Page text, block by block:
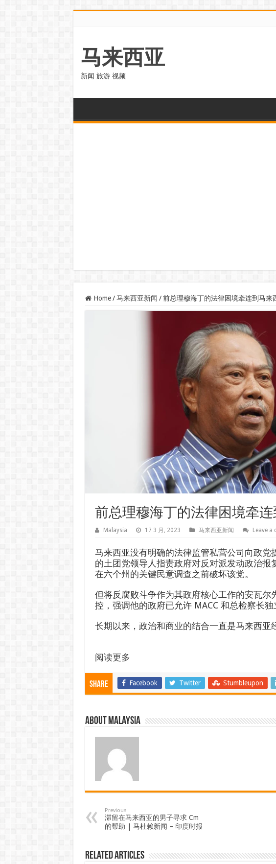
马来西亚
新闻 旅游 视频
Home / 马来西亚新闻 / 前总理穆海丁的法律困境牵连到马来
前总理穆海丁的法律困境牵连
Malaysia 17 3 月, 2023 马来西亚新闻 Leave a
马来西亚没有明确的法律监管私营公司向政党
的土团党领导人指责政府对反对派发动政治报
在六个州的关键民意调查之前破坏该党。
但将反腐败斗争作为其政府核心工作的安瓦尔
控，强调他的政府已允许 MACC 和总检察长独
长期以来，政治和商业的结合一直是马来西
阅读更多
Share Facebook Twitter Stumbleupon
About Malaysia
Previous
滞留在马来西亚的男子寻求 Cm
的帮助 | 马杜赖新闻 – 印度时报
Related Articles